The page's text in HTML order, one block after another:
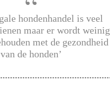
hondenhandel is veel
maar er wordt weinig
met de gezondheid
van de honden’